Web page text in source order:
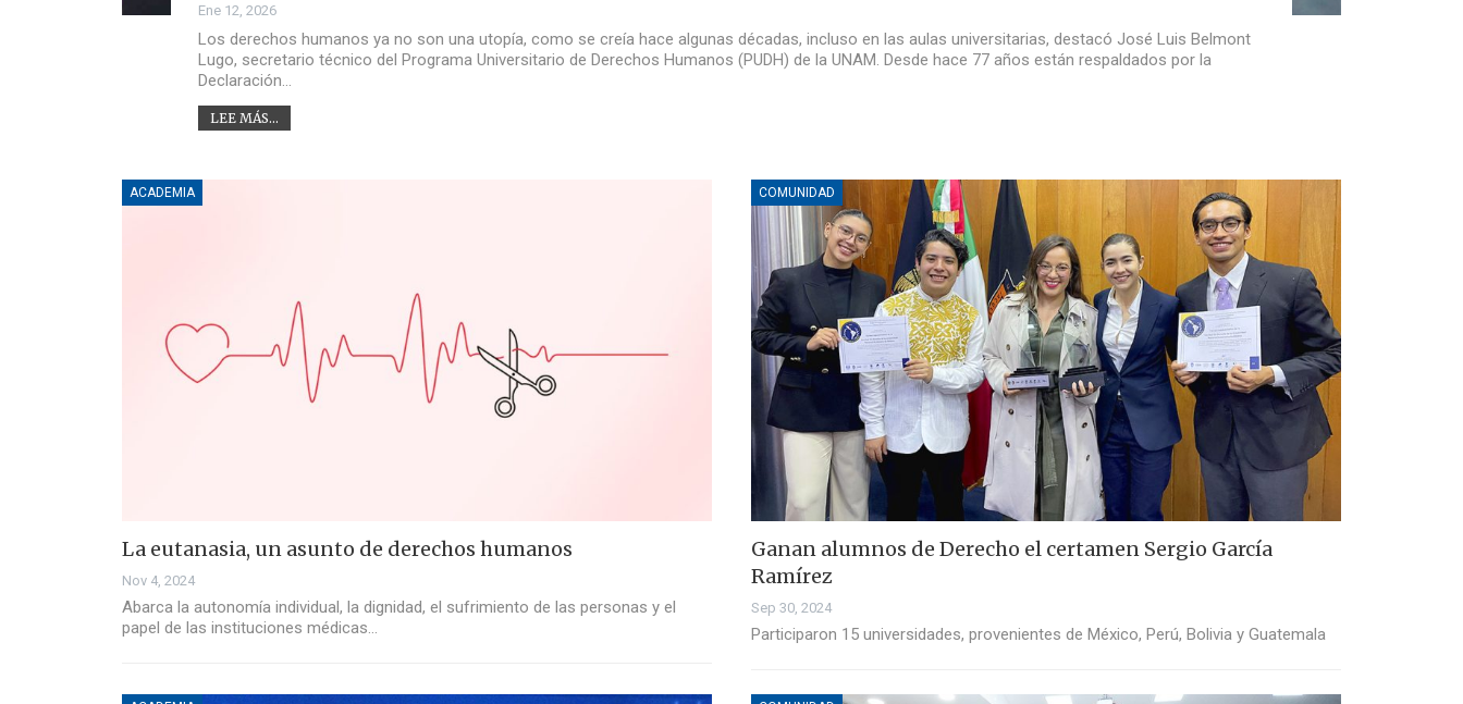
Ene 12, 2026
Los derechos humanos ya no son una utopía, como se creía hace algunas décadas, incluso en las aulas universitarias, destacó José Luis Belmont
Lugo, secretario técnico del Programa Universitario de Derechos Humanos (PUDH) de la UNAM. Desde hace 77 años están respaldados por la
Declaración…
LEE MÁS...
ACADEMIA
La eutanasia, un asunto de derechos humanos
Nov 4, 2024
Abarca la autonomía individual, la dignidad, el sufrimiento de las personas y el
papel de las instituciones médicas…
COMUNIDAD
Ganan alumnos de Derecho el certamen Sergio García
Ramírez
Sep 30, 2024
Participaron 15 universidades, provenientes de México, Perú, Bolivia y Guatemala